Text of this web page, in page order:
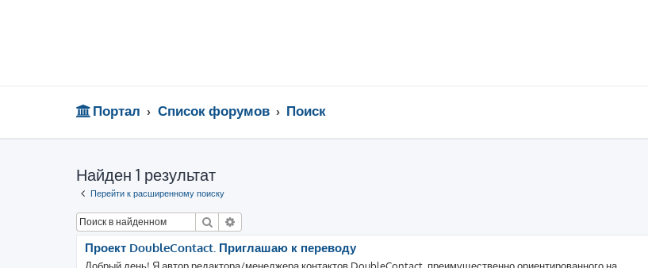
Портал Список форумов Поиск
Найден 1 результат
Перейти к расширенному поиску
Поиск
Проект DoubleContact. Приглашаю к переводу